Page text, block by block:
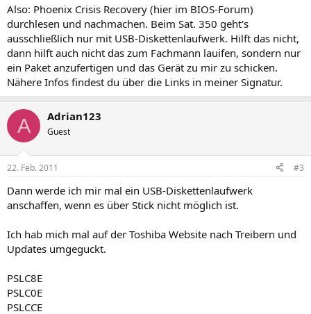
Also: Phoenix Crisis Recovery (hier im BIOS-Forum)
durchlesen und nachmachen. Beim Sat. 350 geht's
ausschließlich nur mit USB-Diskettenlaufwerk. Hilft das nicht,
dann hilft auch nicht das zum Fachmann lauifen, sondern nur
ein Paket anzufertigen und das Gerät zu mir zu schicken.
Nähere Infos findest du über die Links in meiner Signatur.
A Adrian123
Guest
22. Feb. 2011 #3
Dann werde ich mir mal ein USB-Diskettenlaufwerk
anschaffen, wenn es über Stick nicht möglich ist.
Ich hab mich mal auf der Toshiba Website nach Treibern und
Updates umgeguckt.
PSLC8E
PSLC0E
PSLCCE